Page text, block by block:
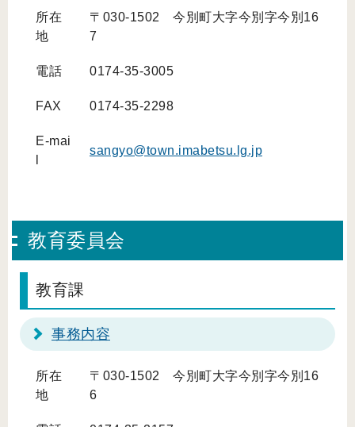
所在
地
〒030-1502 今別町大字今別字今別16
7
電話 0174-35-3005
FAX 0174-35-2298
E-mai
sangyo@town.imabetsu.lg.jp
教育委員会
教育課
事務内容
所在
地
〒030-1502 今別町大字今別字今別16
6